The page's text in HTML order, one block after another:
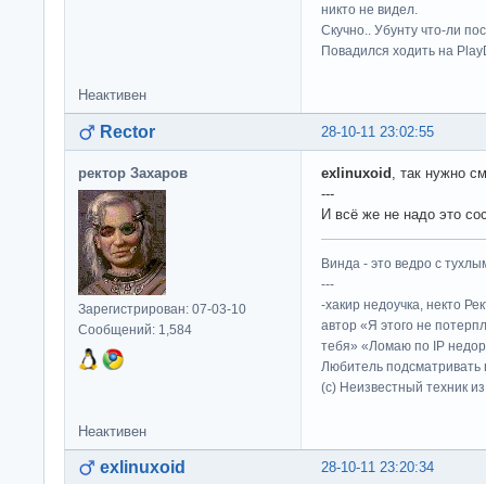
никто не видел.
Скучно.. Убунту что-ли
Повадился ходить на
Неактивен
28-10-11 23:02:55
Rector
ректор Захаров
Зарегистрирован: 07-03-10
Сообщений: 1,584
exlinuxoid , так нужно
---
И всё же не надо это
Винда - это ведро с
---
-хакир недоучка, некто
автор «Я этого не
тебя» «Ломаю по IP
Любитель подсматривать
(c) Неизвестный техник
Неактивен
28-10-11 23:20:34
exlinuxoid